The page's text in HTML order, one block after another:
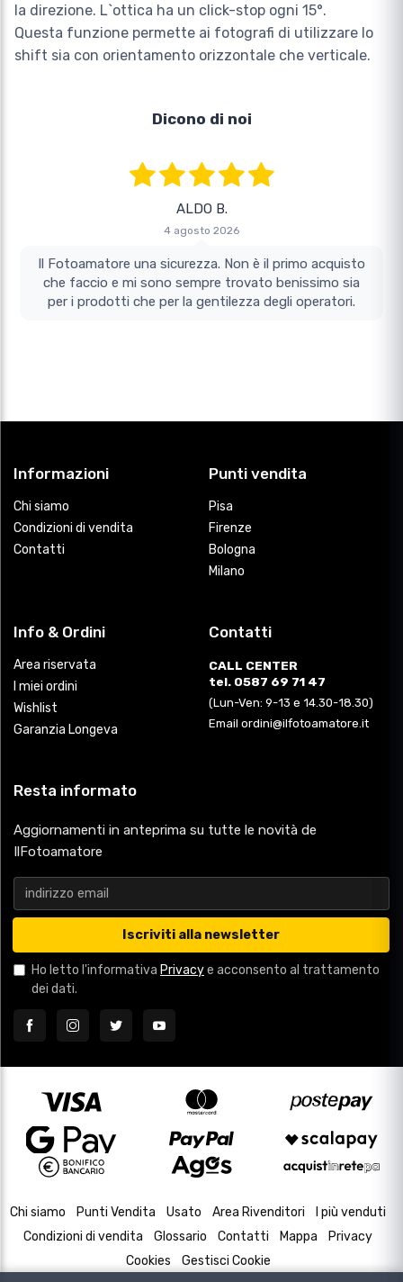
la direzione. L`ottica ha un click-stop ogni 15°.
Questa funzione permette ai fotografi di utilizzare lo
shift sia con orientamento orizzontale che verticale.
Dicono di noi
ALDO B.
4 agosto 2026
Il Fotoamatore una sicurezza. Non è il primo acquisto
che faccio e mi sono sempre trovato benissimo sia
per i prodotti che per la gentilezza degli operatori.
Informazioni
Chi siamo
Condizioni di vendita
Contatti
Punti vendita
Pisa
Firenze
Bologna
Milano
Info & Ordini
Area riservata
I miei ordini
Wishlist
Garanzia Longeva
Contatti
CALL CENTER
tel. 0587 69 71 47
(Lun-Ven: 9-13 e 14.30-18.30)
Email ordini@ilfotoamatore.it
Resta informato
Aggiornamenti in anteprima su tutte le novità de
IlFotoamatore
Iscriviti alla newsletter
Ho letto l'informativa Privacye acconsento al trattamento
dei dati.
Chi siamo Punti Vendita Usato Area Rivenditori
I più venduti
Condizioni di vendita
Glossario Contatti Mappa
Privacy
Cookies
Gestisci Cookie